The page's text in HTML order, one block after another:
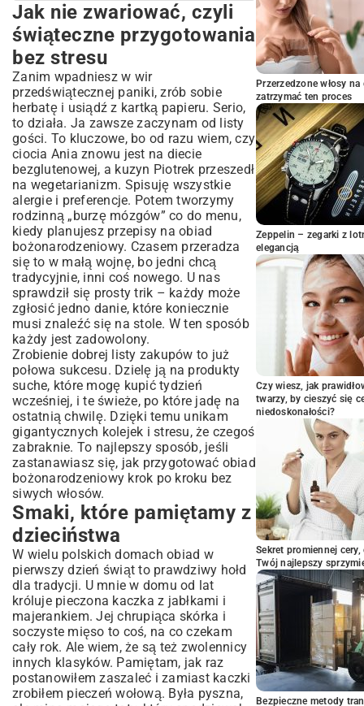
Jak nie zwariować, czyli świąteczne
przygotowania bez stresu
Smaki, które pamiętamy z dzieciństwa
Moja przygoda z indykiem, czyli o tym
jak porażka uczy pokory
Kiedy stół łączy pokolenia i… diety
Dodatki – cisi bohaterowie
świątecznego stołu
Gdy czasu brak, a goście już w drzwiach
Święta na lżej, czyli jak nie pęknąć z
przejedzenia
Od przystawki po deser – komponujemy
całe menu
Na koniec najważniejsze
Jak nie zwariować, czyli
świąteczne przygotowania
bez stresu
Zanim wpadniesz w wir
przedświątecznej paniki, zrób sobie
herbatę i usiądź z kartką papieru. Serio,
to działa. Ja zawsze zaczynam od listy
gości. To kluczowe, bo od razu wiem, czy
ciocia Ania znowu jest na diecie
bezglutenowej, a kuzyn Piotrek przeszedł
na wegetarianizm. Spisuję wszystkie
alergie i preferencje. Potem tworzymy
rodzinną „burzę mózgów” co do menu,
kiedy planujesz przepisy na obiad
bożonarodzeniowy. Czasem przeradza
się to w małą wojnę, bo jedni chcą
tradycyjnie, inni coś nowego. U nas
sprawdził się prosty trik – każdy może
zgłosić jedno danie, które koniecznie
musi znaleźć się na stole. W ten sposób
każdy jest zadowolony.
Zrobienie dobrej listy zakupów to już
połowa sukcesu. Dzielę ją na produkty
suche, które mogę kupić tydzień
wcześniej, i te świeże, po które jadę na
ostatnią chwilę. Dzięki temu unikam
gigantycznych kolejek i stresu, że czegoś
zabraknie. To najlepszy sposób, jeśli
zastanawiasz się, jak przygotować obiad
bożonarodzeniowy krok po kroku bez
siwych włosów.
Smaki, które pamiętamy z
dzieciństwa
W wielu polskich domach obiad w
pierwszy dzień świąt to prawdziwy hołd
dla tradycji. U mnie w domu od lat
króluje pieczona kaczka z jabłkami i
majerankiem. Jej chrupiąca skórka i
soczyste mięso to coś, na co czekam
cały rok. Ale wiem, że są też zwolennicy
innych klasyków. Pamiętam, jak raz
postanowiłem zaszaleć i zamiast kaczki
zrobiłem pieczeń wołową. Była pyszna,
Przerzedzone włosy
zatrzymać ten proces
Zeppelin – zegarki z
elegancją
Czy wiesz, jak
twarzy, by cieszyć się
niedoskonałości?
Sekret promiennej
Twój najlepszy
Bezpieczne metody